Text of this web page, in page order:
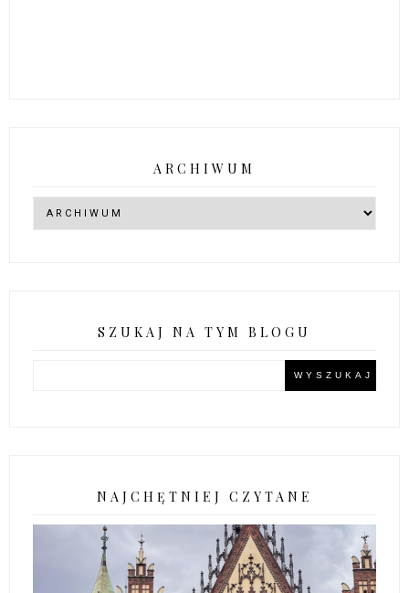
ARCHIWUM
SZUKAJ NA TYM BLOGU
NAJCHĘTNIEJ CZYTANE